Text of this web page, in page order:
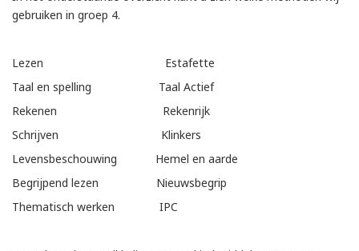
gebruiken in groep 4.
Lezen Estafette
Taal en spelling Taal Actief
Rekenen Rekenrijk
Schrijven Klinkers
Levensbeschouwing Hemel en aarde
Begrijpend lezen Nieuwsbegrip
Thematisch werken IPC